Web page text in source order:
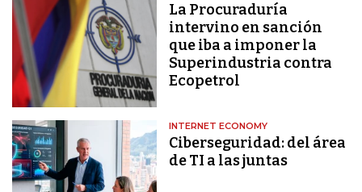
La Procuraduría
intervino en sanción
que iba a imponer la
Superindustria contra
Ecopetrol
INTERNET ECONOMY
Ciberseguridad: del área
de TI a las juntas